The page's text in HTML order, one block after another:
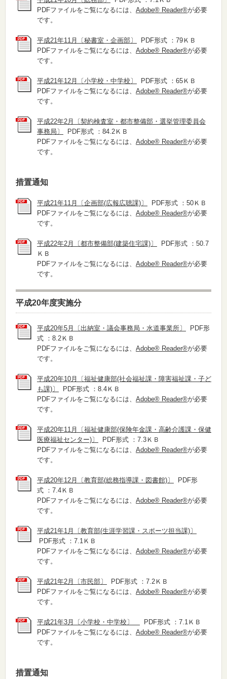
PDFファイルをご覧になるには、 Adobe® Reader®が必要
です。
平成21年11月〔秘書室・企画部〕
PDF形式 ：79ＫＢ
PDFファイルをご覧になるには、 Adobe® Reader®が必要
です。
平成21年12月〔小学校・中学校〕
PDF形式 ：65ＫＢ
PDFファイルをご覧になるには、 Adobe® Reader®が必要
です。
平成22年2月〔契約検査室・都市整備部・選挙管理委員会
事務局〕
PDF形式 ：84.2ＫＢ
PDFファイルをご覧になるには、 Adobe® Reader®が必要
です。
措置通知
平成21年11月〔企画部(広報広聴課)〕
PDF形式 ：50ＫＢ
PDFファイルをご覧になるには、 Adobe® Reader®が必要
です。
平成22年2月〔都市整備部(建築住宅課)〕
PDF形式 ：50.7
ＫＢ
PDFファイルをご覧になるには、 Adobe® Reader®が必要
です。
平成20年度実施分
平成20年5月〔出納室・議会事務局・水道事業所〕
PDF形
式 ：8.2ＫＢ
PDFファイルをご覧になるには、 Adobe® Reader®が必要
です。
平成20年10月〔福祉健康部(社会福祉課・障害福祉課・子ど
も課)〕
PDF形式 ：8.4ＫＢ
PDFファイルをご覧になるには、 Adobe® Reader®が必要
です。
平成20年11月〔福祉健康部(保険年金課・高齢介護課・保健
医療福祉センター)〕
PDF形式 ：7.3ＫＢ
PDFファイルをご覧になるには、 Adobe® Reader®が必要
です。
平成20年12月〔教育部(総務指導課・図書館)〕
PDF形
式 ：7.4ＫＢ
PDFファイルをご覧になるには、 Adobe® Reader®が必要
です。
平成21年1月〔教育部(生涯学習課・スポーツ担当課)〕
PDF形式 ：7.1ＫＢ
PDFファイルをご覧になるには、 Adobe® Reader®が必要
です。
平成21年2月〔市民部〕
PDF形式 ：7.2ＫＢ
PDFファイルをご覧になるには、 Adobe® Reader®が必要
です。
平成21年3月〔小学校・中学校〕
PDF形式 ：7.1ＫＢ
PDFファイルをご覧になるには、 Adobe® Reader®が必要
です。
措置通知